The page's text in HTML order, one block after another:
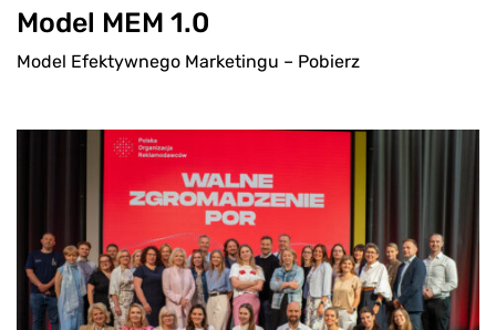
Model MEM 1.0
Model Efektywnego Marketingu – Pobierz